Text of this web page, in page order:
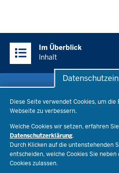
Diese Seite verwendet Cookies, um
Webseite zu verbessern.
Welche Cookies wir setzen, erfahren
Datenschutzerklärung.
Durch Klicken auf die untenstehenden
entscheiden, welche Cookies Sie
Cookies zulassen.
Inhalte
Im Überblick
Inhalt
Bildungsthemen
Lehrkräfte
Recht
Schulleben
Ministerium
Ministerin Dorothee Feller
Staatssekretär Dr. Urban Mauer
Presse